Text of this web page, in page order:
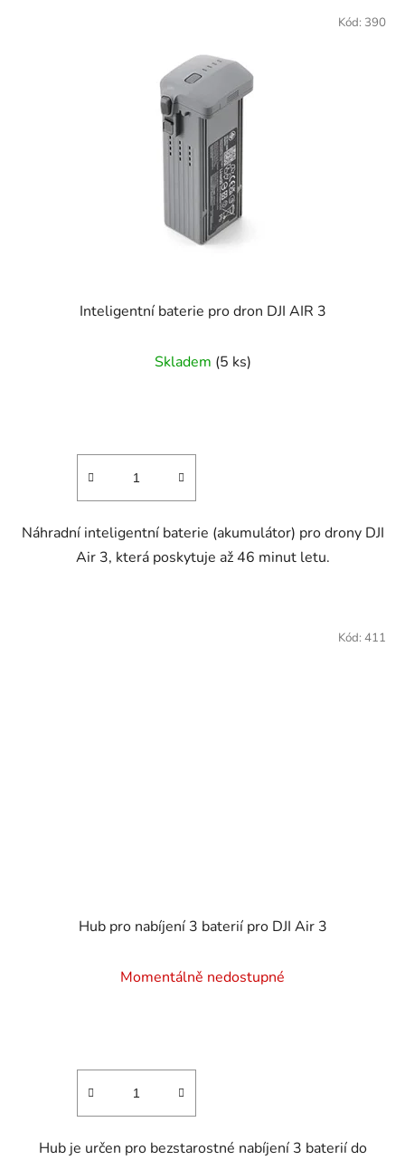
Inteligentní baterie pro dron DJI AIR 3
Skladem (5 ks)
Náhradní inteligentní baterie (akumulátor) pro drony DJI
Air 3, která poskytuje až 46 minut letu.
Kód: 390
Hub pro nabíjení 3 baterií pro DJI Air 3
Momentálně nedostupné
Hub je určen pro bezstarostné nabíjení 3 baterií do
Kód: 411